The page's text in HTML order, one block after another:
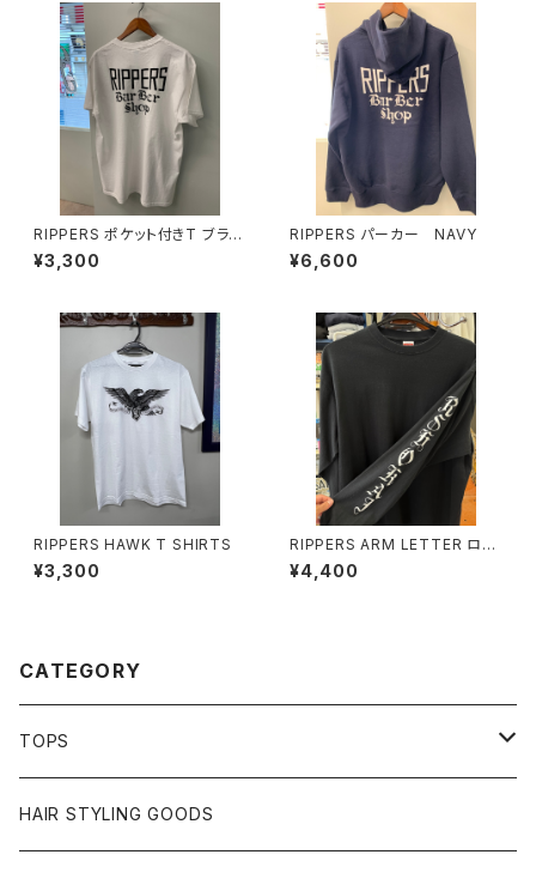
RIPPERS ポケット付きT ブラッ
クプリント
¥3,300
RIPPERS パーカー NAVY
¥6,600
RIPPERS HAWK T SHIRTS
¥3,300
RIPPERS ARM LETTER ロン
T
¥4,400
CATEGORY
TOPS
S／S Tーshirt
HAIR STYLING GOODS